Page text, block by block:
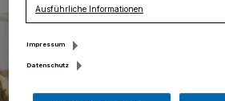
Ausführliche Informationen
Impressum
Datenschutz